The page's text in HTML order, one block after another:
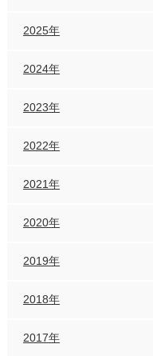
2025年
2024年
2023年
2022年
2021年
2020年
2019年
2018年
2017年